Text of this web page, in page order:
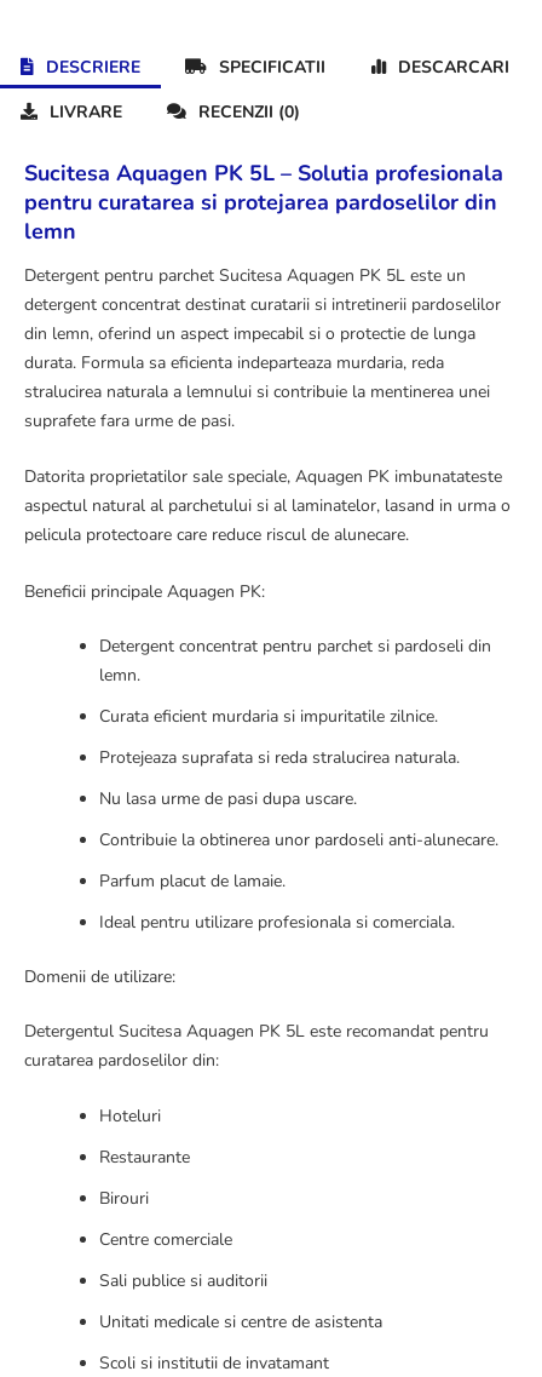
DESCRIERE SPECIFICATII
DESCARCARI
LIVRARE
RECENZII (0)
Sucitesa Aquagen PK 5L – Solutia profesionala
pentru curatarea si protejarea pardoselilor din
lemn
Detergent pentru parchet Sucitesa Aquagen PK 5L este un
detergent concentrat destinat curatarii si intretinerii pardoselilor
din lemn, oferind un aspect impecabil si o protectie de lunga
durata. Formula sa eficienta indeparteaza murdaria, reda
stralucirea naturala a lemnului si contribuie la mentinerea unei
suprafete fara urme de pasi.
Datorita proprietatilor sale speciale, Aquagen PK imbunatateste
aspectul natural al parchetului si al laminatelor, lasand in urma o
pelicula protectoare care reduce riscul de alunecare.
Beneficii principale Aquagen PK:
Detergent concentrat pentru parchet si pardoseli din
lemn.
Curata eficient murdaria si impuritatile zilnice.
Protejeaza suprafata si reda stralucirea naturala.
Nu lasa urme de pasi dupa uscare.
Contribuie la obtinerea unor pardoseli anti-alunecare.
Parfum placut de lamaie.
Ideal pentru utilizare profesionala si comerciala.
Domenii de utilizare:
Detergentul Sucitesa Aquagen PK 5L este recomandat pentru
curatarea pardoselilor din:
Hoteluri
Restaurante
Birouri
Centre comerciale
Sali publice si auditorii
Unitati medicale si centre de asistenta
Scoli si institutii de invatamant